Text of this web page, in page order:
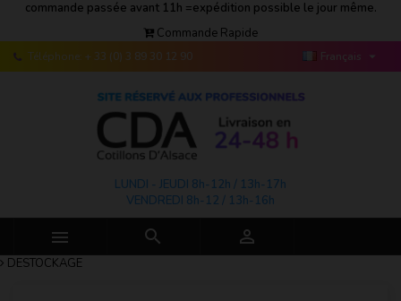
commande passée avant 11h =expédition possible le jour même.
Commande Rapide
Téléphone: + 33 (0) 3 89 30 12 90 Français 
LUNDI - JEUDI 8h-12h / 13h-17h
VENDREDI 8h-12 / 13h-16h
  
DESTOCKAGE